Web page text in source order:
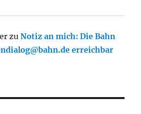
zuNotiz an mich: Die Bahn
erreichbar